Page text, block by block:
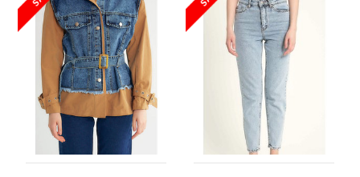
meegeleverde tailleband (riem) doorheen kan halen
Het martiaal bestaat uit 100% polyester.